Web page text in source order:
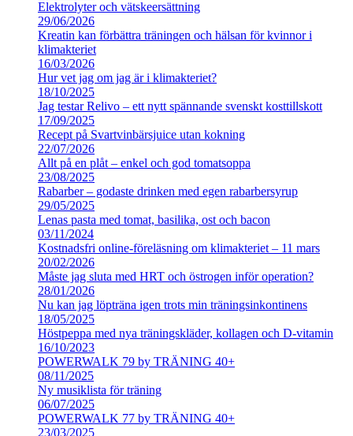
Elektrolyter och vätskeersättning
29/06/2026
Kreatin kan förbättra träningen och hälsan för kvinnor i
klimakteriet
16/03/2026
Hur vet jag om jag är i klimakteriet?
18/10/2025
Jag testar Relivo – ett nytt spännande svenskt kosttillskott
17/09/2025
Recept på Svartvinbärsjuice utan kokning
22/07/2026
Allt på en plåt – enkel och god tomatsoppa
23/08/2025
Rabarber – godaste drinken med egen rabarbersyrup
29/05/2025
Lenas pasta med tomat, basilika, ost och bacon
03/11/2024
Kostnadsfri online-föreläsning om klimakteriet – 11 mars
20/02/2026
Måste jag sluta med HRT och östrogen inför operation?
28/01/2026
Nu kan jag löpträna igen trots min träningsinkontinens
18/05/2025
Höstpeppa med nya träningskläder, kollagen och D-vitamin
16/10/2023
POWERWALK 79 by TRÄNING 40+
08/11/2025
Ny musiklista för träning
06/07/2025
POWERWALK 77 by TRÄNING 40+
23/03/2025